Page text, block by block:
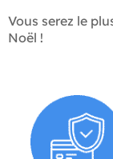
Vous serez le
Noël !